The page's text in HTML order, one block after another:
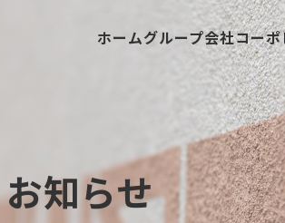
ホームグループ会社コー
お知らせ